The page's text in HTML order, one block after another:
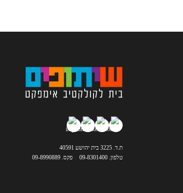
ת.ד. 3225 בית יהושע 40591
טלפון. 09-8301400
פקס. 09-8990889